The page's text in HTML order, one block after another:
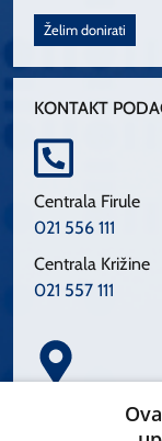
Želim donirati
KONTAKT
Centrala Firule
021 556 111
Centrala Križine
021 557 111
Spinčićeva 1,